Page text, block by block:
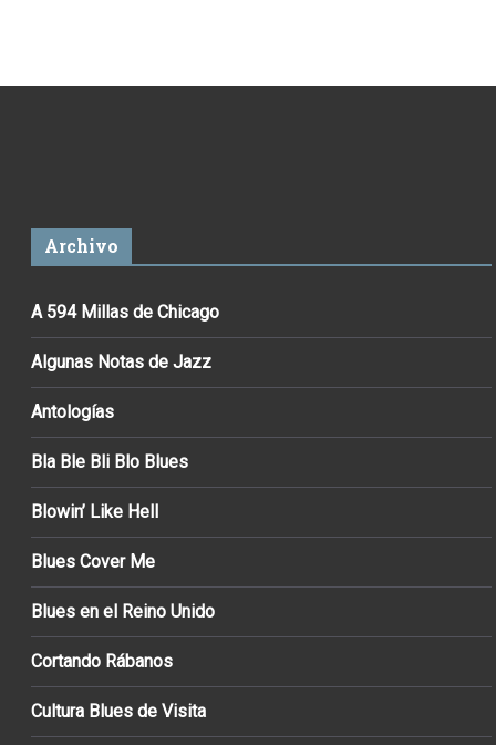
Archivo
A 594 Millas de Chicago
Algunas Notas de Jazz
Antologías
Bla Ble Bli Blo Blues
Blowin’ Like Hell
Blues Cover Me
Blues en el Reino Unido
Cortando Rábanos
Cultura Blues de Visita